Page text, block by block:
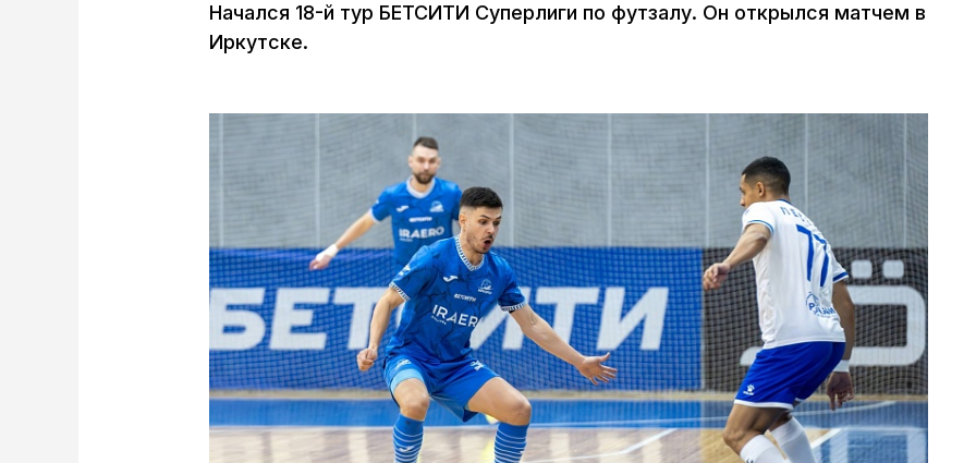
Начался 18-й тур БЕТСИТИ Суперлиги по футзалу. Он открылся матчем в
Иркутске.